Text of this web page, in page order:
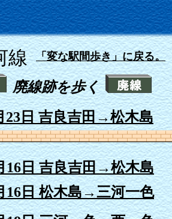
線 「変な駅間歩き」に戻る。
廃線跡を歩く
23日 吉良吉田→松木島
16日 吉良吉田→松木島
16日 松木島→三河一色